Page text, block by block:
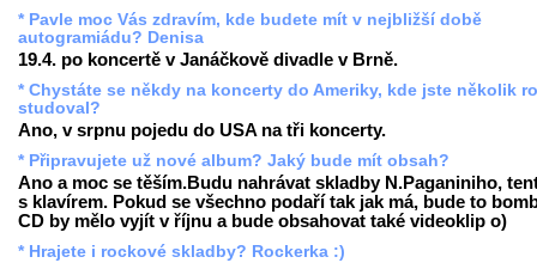
* Pavle moc Vás zdravím, kde budete mít v nejbližší době
autogramiádu? Denisa
19.4. po koncertě v Janáčkově divadle v Brně.
* Chystáte se někdy na koncerty do Ameriky, kde jste několik
studoval?
Ano, v srpnu pojedu do USA na tři koncerty.
* Připravujete už nové album? Jaký bude mít obsah?
Ano a moc se těším.Budu nahrávat skladby N.Paganiniho,
s klavírem. Pokud se všechno podaří tak jak má, bude to
CD by mělo vyjít v říjnu a bude obsahovat také videoklip o)
* Hrajete i rockové skladby? Rockerka :)